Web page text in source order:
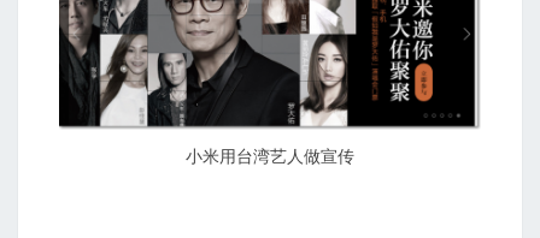
小米用台湾艺人做宣传